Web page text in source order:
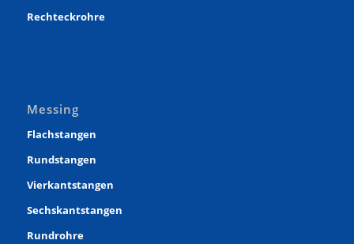
Rechteckrohre
Messing
Flachstangen
Rundstangen
Vierkantstangen
Sechskantstangen
Rundrohre